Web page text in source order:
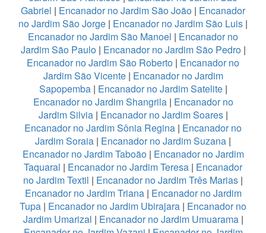
Gabriel | Encanador no Jardim São João | Encanador
no Jardim São Jorge | Encanador no Jardim São Luis |
Encanador no Jardim São Manoel | Encanador no
Jardim São Paulo| Encanador no Jardim São Pedro|
Encanador no Jardim São Roberto | Encanador no
Jardim São Vicente| Encanador no Jardim
Sapopemba| Encanador no Jardim Satelite|
Encanador no Jardim Shangrila| Encanador no
Jardim Silvia| Encanador no Jardim Soares|
Encanador no Jardim Sônia Regina | Encanador no
Jardim Soraia | Encanador no Jardim Suzana |
Encanador no Jardim Taboão| Encanador no Jardim
Taquaral | Encanador no Jardim Teresa | Encanador
no Jardim Textil | Encanador no Jardim Três Marias |
Encanador no Jardim Triana| Encanador no Jardim
Tupa | Encanador no Jardim Ubirajara | Encanador no
Jardim Umarizal | Encanador no Jardim Umuarama|